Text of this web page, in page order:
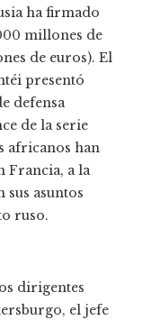
ha firmado
millones de
de euros). El
presentó
defensa
de la serie
africanos han
Francia, a la
sus asuntos
ruso.
dirigentes
el jefe